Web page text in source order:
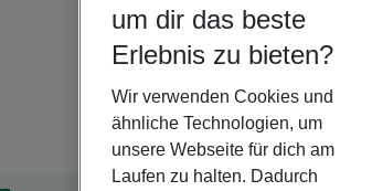
um dir das beste
Erlebnis zu bieten?
Wir verwenden Cookies und
ähnliche Technologien, um
unsere Webseite für dich am
Laufen zu halten. Dadurch